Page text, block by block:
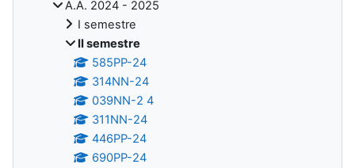
A.A. 2024 - 2025
I semestre
II semestre
585PP-24
314NN-24
039NN-2 4
311NN-24
446PP-24
690PP-24